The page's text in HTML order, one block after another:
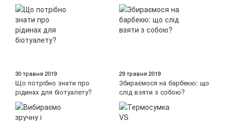
30 травня 2019
Що потрібно знати про
рідинах для біотуалету?
29 травня 2019
Збираємося на барбекю: що
слід взяти з собою?